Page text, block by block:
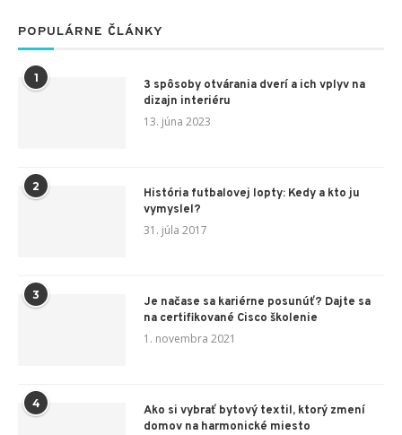
POPULÁRNE ČLÁNKY
1
3 spôsoby otvárania dverí a ich vplyv na
dizajn interiéru
13. júna 2023
2
História futbalovej lopty: Kedy a kto ju
vymyslel?
31. júla 2017
3
Je načase sa kariérne posunúť? Dajte sa
na certifikované Cisco školenie
1. novembra 2021
4
Ako si vybrať bytový textil, ktorý zmení
domov na harmonické miesto